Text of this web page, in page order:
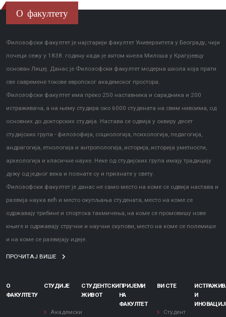
О факултету
Филозофски факултет је најстарији факултет Универзитета у Београду, чији
почеци сежу у 1838. годину када је актом кнеза Милоша у Крагујевцу
основан Лицеј. Данас је Филозофски факултет модерна школа која прати
све савремене токове европског академског простора.
Филозофски факултет има преко 250 наставника и сарадника и 200
истраживача, а на њему студира око 6000 студената на свим нивоима, од
основних до докторских студија. Настава се одвија у оквиру десет
студијских група - филозофија, социологија, психологија, педагогија,
андрагогија, етнологија и антропологија, историја, историја уметности,
археологија и класичне науке. Неке од студијских група имају традицију
дужу од једног века и познате су и признате у свету.
Филозофски факултет је данас не само место на коме се одвија настава и
развија наука већ и место окупљања студената, место на коме се
одржавају трибине и спортска такмичења, на коме се промовишу нове
књиге и одржавају стручни и научни скупови, место на коме се полемише
и на коме се развијају идеје.
ПРОЧИТАЈ ВИШЕ
О
ФАКУЛТЕТУ
СТУДИЈЕ
Академски
СТУДЕНТСКИ
ЖИВОТ
ПРИЈЕМИ
НА
ФАКУЛТЕТ
ВИ СТЕ
Студент
И